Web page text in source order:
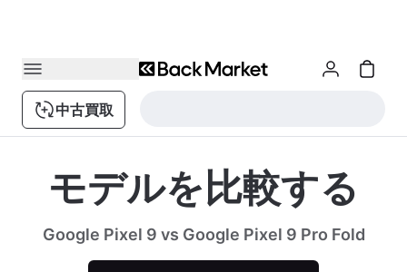
中古買取
モデルを比較する
Google Pixel 9 vs Google Pixel 9 Pro Fold